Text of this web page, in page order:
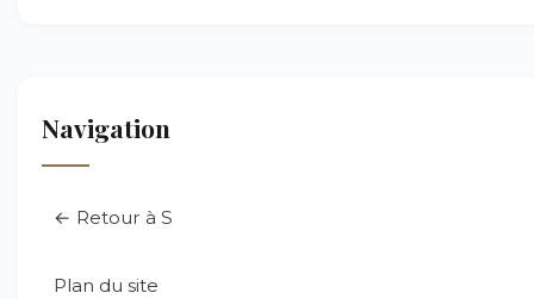
Navigation
← Retour à S
Plan du site